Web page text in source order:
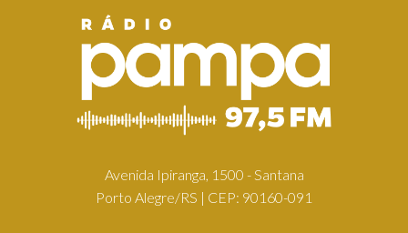
Avenida Ipiranga, 1500 - Santana
Porto Alegre/RS | CEP: 90160-091